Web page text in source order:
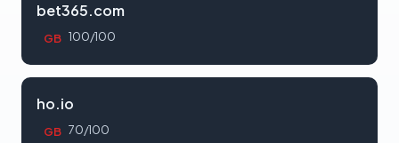
bet365.com
GB 100/100
ho.io
GB 70/100